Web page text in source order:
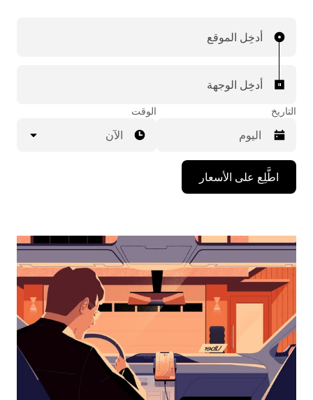
أدخِل الموقع
أدخِل الوجهة
التاريخ
اضغط
على
مفتاح
للأسفل
لاستخدام
التقويم
التاريخ.
اضغط
على
زر
الخروج
لإغلاق
التقويم.
الوقت
الآن
اطَّلِع على الأسعار